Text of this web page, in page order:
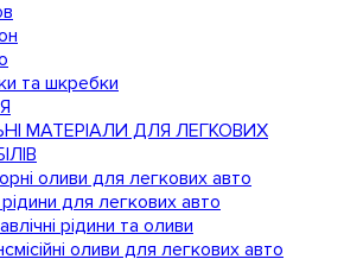
та шкребки
МАТЕРІАЛИ ДЛЯ ЛЕГКОВИХ
оливи для легкових авто
для легкових авто
рідини та оливи
оливи для легкових авто